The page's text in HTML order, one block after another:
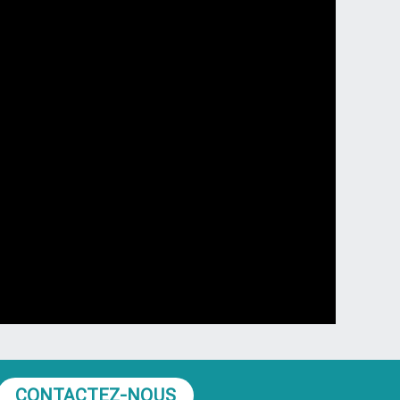
CONTACTEZ-NOUS